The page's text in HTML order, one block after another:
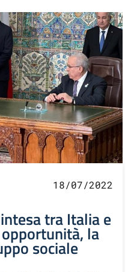
18/07/2022
tra Italia e
la
sociale